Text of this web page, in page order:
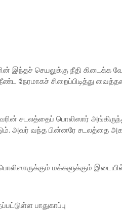
இந்தச் செயலுக்கு நீதி கிடைக்க
நேரமாகச் சிறைப்பிடித்து
சடலத்தைப் பொலிஸார்
அவர் வந்த பின்னரே சடலத்தை
மக்களுக்கும்
பாதுகாப்பு